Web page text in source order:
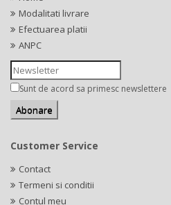
Modalitati livrare
Efectuarea platii
ANPC
Sunt de acord sa primesc newslettere
Customer Service
Contact
Termeni si conditii
Contul meu